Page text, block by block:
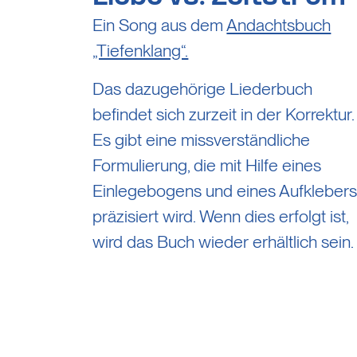
Ein Song aus demAndachtsbuch
„Tiefenklang“.
Das dazugehörige Liederbuch
befindet sich zurzeit in der Korrektur.
Es gibt eine missverständliche
Formulierung, die mit Hilfe eines
Einlegebogens und eines Aufklebers
präzisiert wird. Wenn dies erfolgt ist,
wird das Buch wieder erhältlich sein.